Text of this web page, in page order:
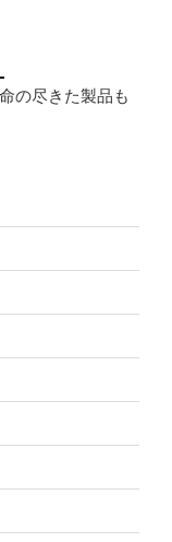
の尽きた製品も